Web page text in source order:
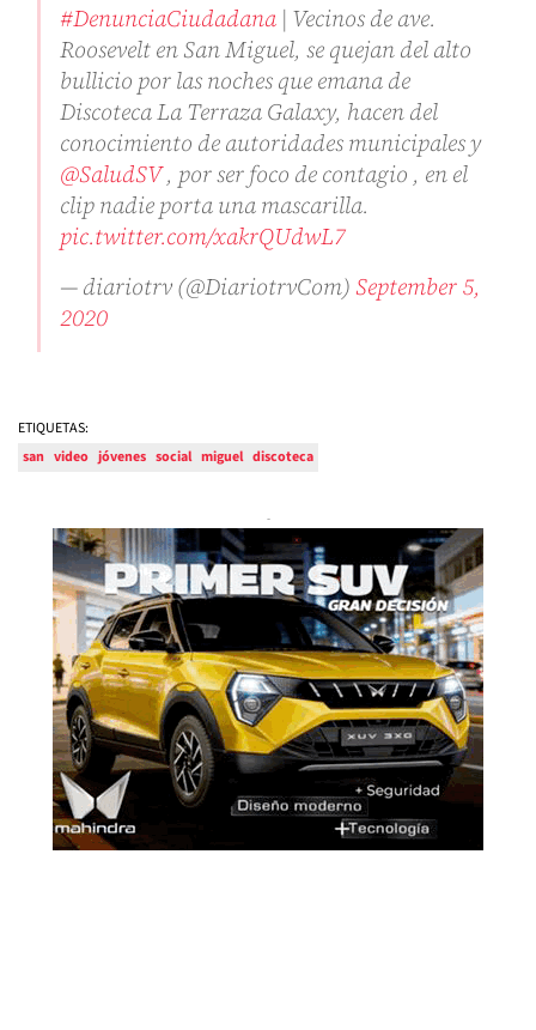
#DenunciaCiudadana | Vecinos de ave.
Roosevelt en San Miguel, se quejan del alto
bullicio por las noches que emana de
Discoteca La Terraza Galaxy, hacen del
conocimiento de autoridades municipales y
@SaludSV, por ser foco de contagio , en el
clip nadie porta una mascarilla.
pic.twitter.com/xakrQUdwL7
— diariotrv (@DiariotrvCom) September 5,
2020
ETIQUETAS:
san video jóvenes social miguel discoteca